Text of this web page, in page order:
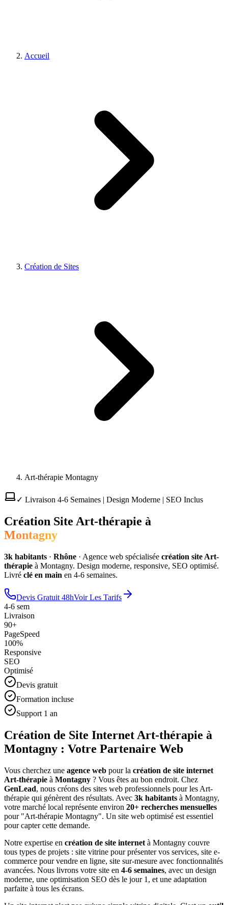
Accueil
Création de Sites
Art-thérapie Montagny
✓ Livraison 4-6 Semaines | Design Moderne | SEO Inclus
Création Site Art-thérapie à
Montagny
3k habitants · Rhône · Agence web spécialisée création site Art-
thérapie à Montagny. Design moderne, responsive, SEO optimisé.
Livré clé en main en 4-6 semaines.
Devis Gratuit 48hVoir Les Tarifs
4-6 sem
Livraison
90+
PageSpeed
100%
Responsive
SEO
Optimisé
Devis gratuit
Formation incluse
Support 1 an
Création de Site Internet Art-thérapie à
Montagny : Votre Partenaire Web
Vous cherchez une agence web pour la création de site internet
Art-thérapie à Montagny ? Vous êtes au bon endroit. Chez
GenLead, nous créons des sites web professionnels pour les Art-
thérapie qui génèrent des résultats. Avec 3k habitants à Montagny,
votre marché local représente environ 20+ recherches mensuelles
pour "Art-thérapie Montagny". Un site web optimisé est essentiel
pour capter cette demande.
Notre expertise en création de site internet à Montagny couvre
tous types de projets : site vitrine pour présenter vos services, site e-
commerce pour vendre en ligne, site sur-mesure avec fonctionnalités
avancées. Nous livrons votre site en 4-6 semaines, avec un design
moderne, une optimisation SEO dès le jour 1, et une adaptation
parfaite à tous les écrans.